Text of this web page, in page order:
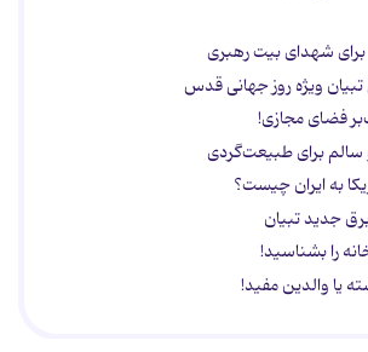
برای شهدای بیت رهبری
ویژه روز جهانی قدس
فضای مجازی!
به ایران چیست؟
جدید تبیان
را بشناسید!
یا والدین مفید!